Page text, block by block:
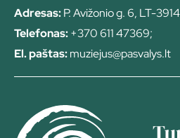
Adresas:P. Avižonio g. 6, LT-
Telefonas:+370 611 47369;
El. paštas:muziejus@pasvalys.lt